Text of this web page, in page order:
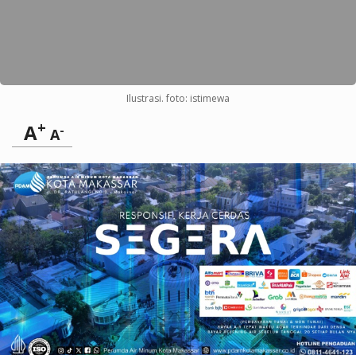
Ilustrasi. foto: istimewa
A+ A-